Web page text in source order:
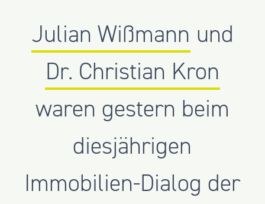
Julian Wißmann und
Dr. Christian Kron
waren gestern beim
diesjährigen
Immobilien-Dialog der